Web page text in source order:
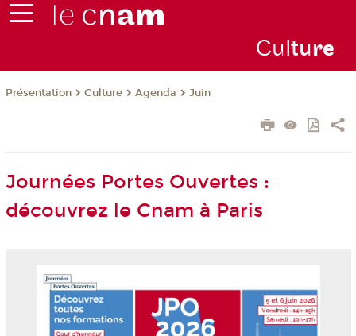
Culture
Présentation Culture Agenda Juin
Journées Portes Ouvertes :
découvrez le Cnam à Paris